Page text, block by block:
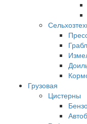
Грузовая
Цистерны